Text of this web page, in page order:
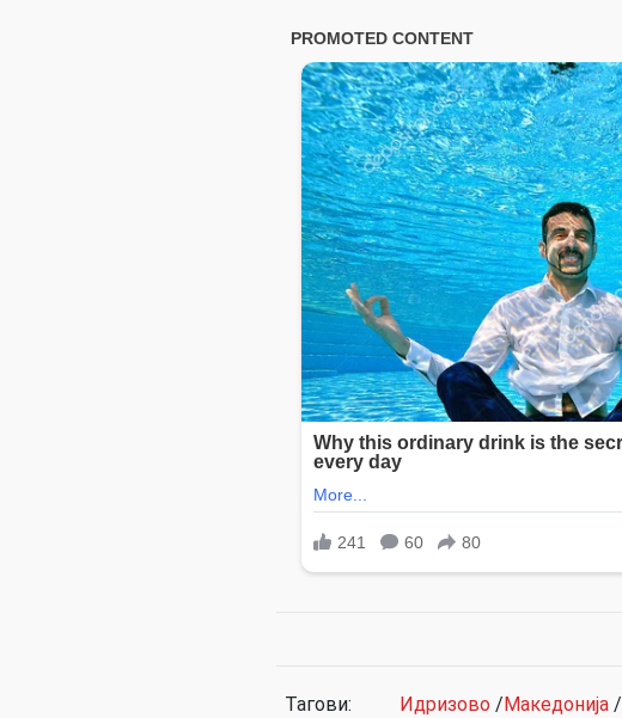
Тагови: Идризово /Македонија /